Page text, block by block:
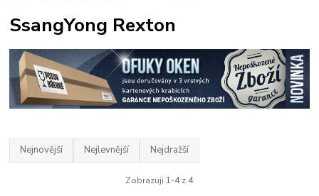
SsangYong Rexton
Nejnovější Nejlevnější Nejdražší
Zobrazuji 1-4 z 4